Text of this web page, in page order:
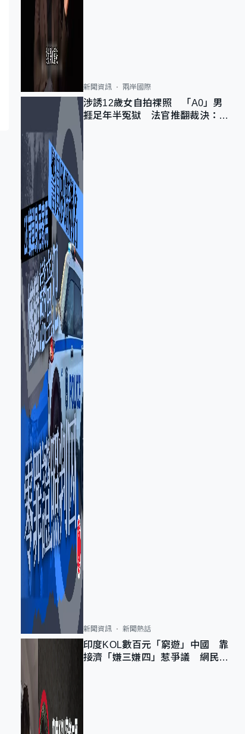
新聞資訊 兩岸國際
涉誘12歲女自拍祼照 「A0」男
捱足年半冤獄 法官推翻裁決：抄
新聞資訊 新聞熱話
印度KOL數百元「窮遊」中國 靠
接濟「嫌三嫌四」惹爭議 網民：